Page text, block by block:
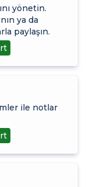
yönetin.
ya da
paylaşın.
ile notlar